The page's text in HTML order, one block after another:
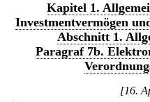
Kapitel 1.
Investmentvermögen
Abschnitt 1.
Paragraf 7b.
[16.